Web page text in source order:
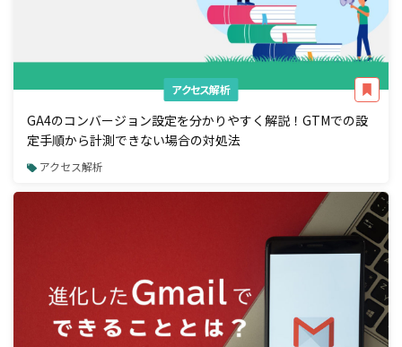
アクセス解析
GA4のコンバージョン設定を分かりやすく解説！GTMでの設
定手順から計測できない場合の対処法
アクセス解析